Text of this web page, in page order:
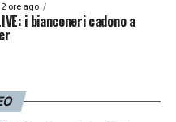
2 ore ago
i bianconeri cadono a